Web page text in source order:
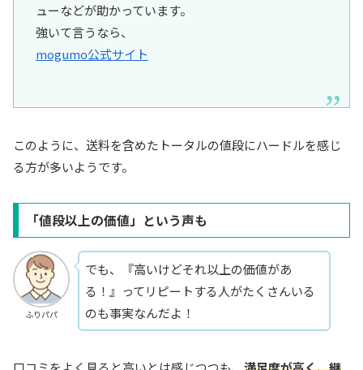
ューなどが助かっています。
強いて言うなら、
mogumo公式サイト
このように、送料を含めたトータルの値段にハードルを感じ
る方が多いようです。
「値段以上の価値」という声も
ふりパパ
でも、『高いけどそれ以上の価値があ
る！』ってリピートする人がたくさんいる
のも事実なんだよ！